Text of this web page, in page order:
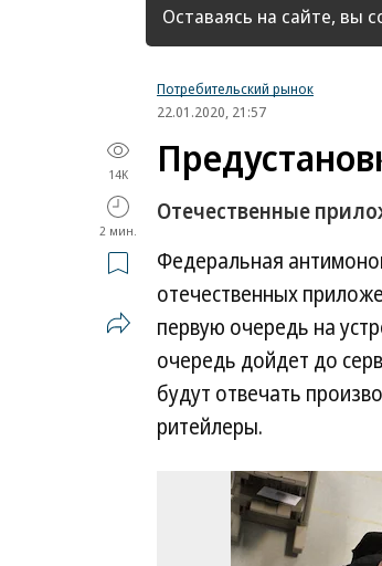
Оставаясь на сайте, вы
Потребительский рынок
22.01.2020, 21:57
14K
2 мин.
Отечественные
Федеральная
отечественных
первую очередь на
очередь дойдет до
будут отвечать
ритейлеры.